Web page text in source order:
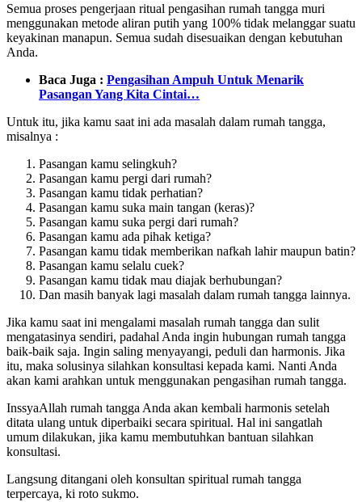
Semua proses pengerjaan ritual pengasihan rumah tangga muri
menggunakan metode aliran putih yang 100% tidak melanggar suatu
keyakinan manapun. Semua sudah disesuaikan dengan kebutuhan
Anda.
Baca Juga : Pengasihan Ampuh Untuk Menarik
Pasangan Yang Kita Cintai…
Untuk itu, jika kamu saat ini ada masalah dalam rumah tangga,
misalnya :
Pasangan kamu selingkuh?
Pasangan kamu pergi dari rumah?
Pasangan kamu tidak perhatian?
Pasangan kamu suka main tangan (keras)?
Pasangan kamu suka pergi dari rumah?
Pasangan kamu ada pihak ketiga?
Pasangan kamu tidak memberikan nafkah lahir maupun batin?
Pasangan kamu selalu cuek?
Pasangan kamu tidak mau diajak berhubungan?
Dan masih banyak lagi masalah dalam rumah tangga lainnya.
Jika kamu saat ini mengalami masalah rumah tangga dan sulit
mengatasinya sendiri, padahal Anda ingin hubungan rumah tangga
baik-baik saja. Ingin saling menyayangi, peduli dan harmonis. Jika
itu, maka solusinya silahkan konsultasi kepada kami. Nanti Anda
akan kami arahkan untuk menggunakan pengasihan rumah tangga.
InssyaAllah rumah tangga Anda akan kembali harmonis setelah
ditata ulang untuk diperbaiki secara spiritual. Hal ini sangatlah
umum dilakukan, jika kamu membutuhkan bantuan silahkan
konsultasi.
Langsung ditangani oleh konsultan spiritual rumah tangga
terpercaya, ki roto sukmo.